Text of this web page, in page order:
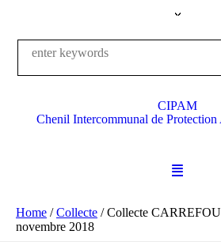
CIPAM
Chenil Intercommunal de
Home /Collecte /Collecte
novembre 2018